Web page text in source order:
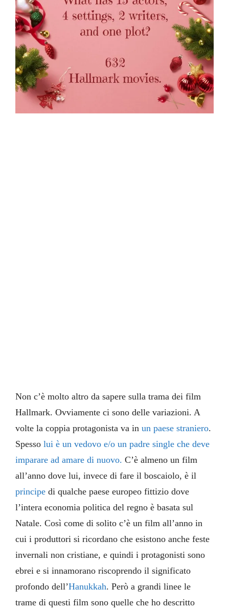
Non c’è molto altro da sapere sulla trama dei film
Hallmark. Ovviamente ci sono delle variazioni. A
volte la coppia protagonista va inun paese straniero.
Spessolui è un vedovo e/o un padre single che deve
imparare ad amare di nuovo. C’è almeno un film
all’anno dove lui, invece di fare il boscaiolo, è il
principe di qualche paese europeo fittizio dove
l’intera economia politica del regno è basata sul
Natale. Così come di solito c’è un film all’anno in
cui i produttori si ricordano che esistono anche feste
invernali non cristiane, e quindi i protagonisti sono
ebrei e si innamorano riscoprendo il significato
profondo dell’Hanukkah. Però a grandi linee le
trame di questi film sono quelle che ho descritto